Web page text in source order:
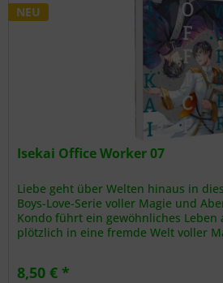
NEU
Isekai Office Worker 07
Liebe geht über Welten hinaus in
Boys-Love-Serie voller Magie und
Kondo führt ein gewöhnliches Leben
plötzlich in eine fremde Welt voller
8,50 € *